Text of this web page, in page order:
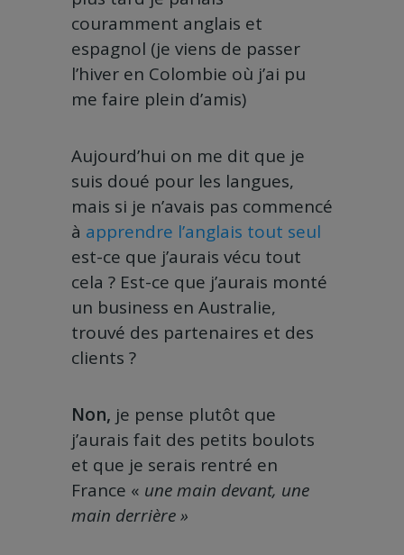
couramment anglais et
espagnol (je viens de passer
l’hiver en Colombie où j’ai pu
me faire plein d’amis)
Aujourd’hui on me dit que je
suis doué pour les langues,
mais si je n’avais pas commencé
à apprendre l’anglais tout seul
est-ce que j’aurais vécu tout
cela ? Est-ce que j’aurais monté
un business en Australie,
trouvé des partenaires et des
clients ?
Non, je pense plutôt que
j’aurais fait des petits boulots
et que je serais rentré en
France « une main devant, une
main derrière »